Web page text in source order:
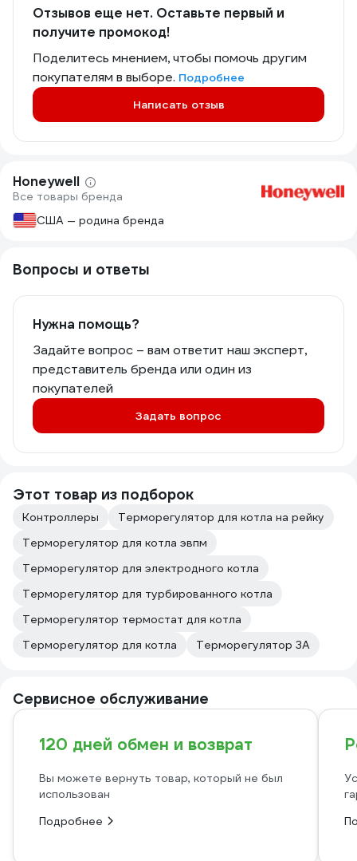
Отзывов еще нет. Оставьте первый и
получите промокод!
Поделитесь мнением, чтобы помочь другим
покупателям в выборе. Подробнее
Написать отзыв
Honeywell
Все товары бренда
США — родина бренда
Вопросы и ответы
Нужна помощь?
Задайте вопрос – вам ответит наш эксперт,
представитель бренда или один из
покупателей
Задать вопрос
Этот товар из подборок
Контроллеры
Терморегулятор для котла на рейку
Терморегулятор для котла эвпм
Терморегулятор для электродного котла
Терморегулятор для турбированного котла
Терморегулятор термостат для котла
Терморегулятор для котла
Терморегулятор 3А
Сервисное обслуживание
120 дней обмен и возврат
Вы можете вернуть товар, который не был
использован
Подробнее